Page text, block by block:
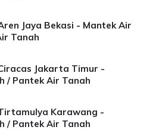
Jaya Bekasi - Mantek Air
Tanah
Jakarta Timur -
/ Pantek Air Tanah
Karawang -
/ Pantek Air Tanah